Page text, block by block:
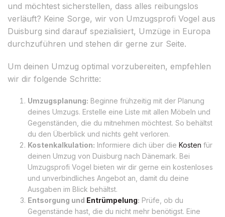
und möchtest sicherstellen, dass alles reibungslos
verläuft? Keine Sorge, wir von Umzugsprofi Vogel aus
Duisburg sind darauf spezialisiert, Umzüge in Europa
durchzuführen und stehen dir gerne zur Seite.
Um deinen Umzug optimal vorzubereiten, empfehlen
wir dir folgende Schritte:
Umzugsplanung: Beginne frühzeitig mit der Planung
deines Umzugs. Erstelle eine Liste mit allen Möbeln und
Gegenständen, die du mitnehmen möchtest. So behältst
du den Überblick und nichts geht verloren.
Kostenkalkulation: Informiere dich über die Kosten für
deinen Umzug von Duisburg nach Dänemark. Bei
Umzugsprofi Vogel bieten wir dir gerne ein kostenloses
und unverbindliches Angebot an, damit du deine
Ausgaben im Blick behältst.
Entsorgung und Entrümpelung: Prüfe, ob du
Gegenstände hast, die du nicht mehr benötigst. Eine